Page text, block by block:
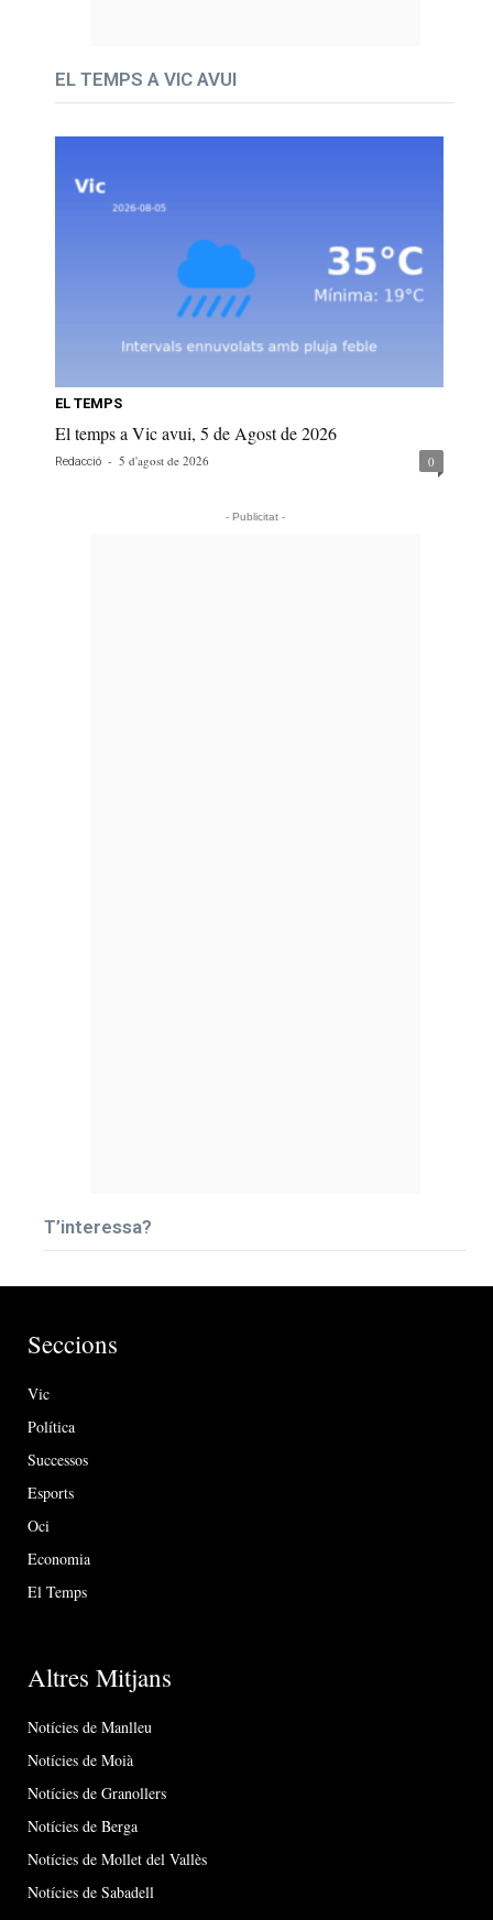
EL TEMPS A VIC AVUI
EL TEMPS
El temps a Vic avui, 5 de Agost de 2026
Redacció - 5 d'agost de 2026 0
- Publicitat -
T’interessa?
Seccions
Vic
Política
Successos
Esports
Oci
Economia
El Temps
Altres Mitjans
Notícies de Manlleu
Notícies de Moià
Notícies de Granollers
Notícies de Berga
Notícies de Mollet del Vallès
Notícies de Sabadell